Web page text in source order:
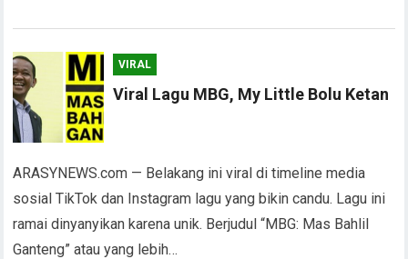
VIRAL
Viral Lagu MBG, My Little Bolu Ketan
ARASYNEWS.com — Belakang ini viral di timeline media
sosial TikTok dan Instagram lagu yang bikin candu. Lagu ini
ramai dinyanyikan karena unik. Berjudul “MBG: Mas Bahlil
Ganteng” atau yang lebih…